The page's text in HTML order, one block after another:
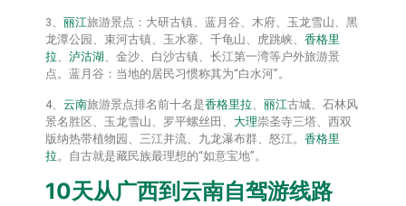
3、 丽江旅游景点：大研古镇、蓝月谷、木府、玉龙雪山、黑
龙潭公园、束河古镇、玉水寨、千龟山、虎跳峡、 香格里
拉、 泸沽湖、金沙、白沙古镇、长江第一湾等户外旅游景
点。蓝月谷：当地的居民习惯称其为“白水河”。
4、 云南旅游景点排名前十名是香格里拉、 丽江古城、石林风
景名胜区、玉龙雪山、罗平螺丝田、 大理崇圣寺三塔、西双
版纳热带植物园、三江并流、九龙瀑布群、怒江。 香格里
拉。自古就是藏民族最理想的“如意宝地”。
10天从广西到 云南自驾游线路